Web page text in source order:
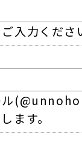
入力くださ
ル
ます。